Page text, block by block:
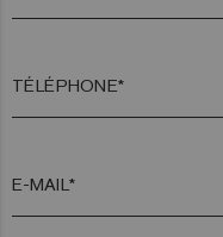
TÉLÉPHONE*
E-MAIL*